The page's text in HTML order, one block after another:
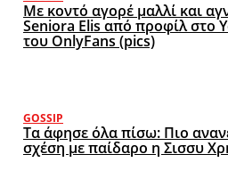
Με κοντό αγορέ μαλλί και
Seniora Elis από προφίλ στο
του OnlyFans (pics)
GOSSIP
Τα άφησε όλα πίσω: Πιο
σχέση με παίδαρο η Σισσυ